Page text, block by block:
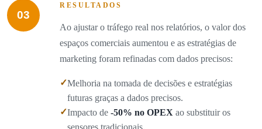
03
RESULTADOS
Ao ajustar o tráfego real nos relatórios, o valor dos
espaços comerciais aumentou e as estratégias de
marketing foram refinadas com dados precisos:
✓Melhoria na tomada de decisões e estratégias
futuras graças a dados precisos.
✓Impacto de -50% no OPEX ao substituir os
sensores tradicionais.